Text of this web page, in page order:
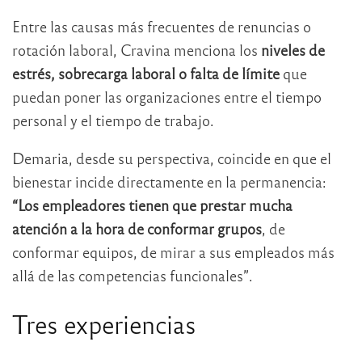
Entre las causas más frecuentes de renuncias o
rotación laboral, Cravina menciona los niveles de
estrés, sobrecarga laboral o falta de límite que
puedan poner las organizaciones entre el tiempo
personal y el tiempo de trabajo.
Demaria, desde su perspectiva, coincide en que el
bienestar incide directamente en la permanencia:
“Los empleadores tienen que prestar mucha
atención a la hora de conformar grupos , de
conformar equipos, de mirar a sus empleados más
allá de las competencias funcionales”.
Tres experiencias